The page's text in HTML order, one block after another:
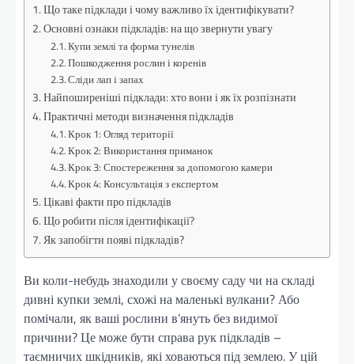
Що таке підклади і чому важливо їх ідентифікувати?
Основні ознаки підкладів: на що звернути увагу
Купи землі та форма тунелів
Пошкодження рослин і коренів
Сліди лап і запах
Найпоширеніші підклади: хто вони і як їх розпізнати
Практичні методи визначення підкладів
Крок 1: Огляд території
Крок 2: Використання приманок
Крок 3: Спостереження за допомогою камери
Крок 4: Консультація з експертом
Цікаві факти про підкладів
Що робити після ідентифікації?
Як запобігти появі підкладів?
Ви коли-небудь знаходили у своєму саду чи на складі
дивні купки землі, схожі на маленькі вулкани? Або
помічали, як ваші рослини в’януть без видимої
причини? Це може бути справа рук підкладів –
таємничих шкідників, які ховаються під землею. У цій